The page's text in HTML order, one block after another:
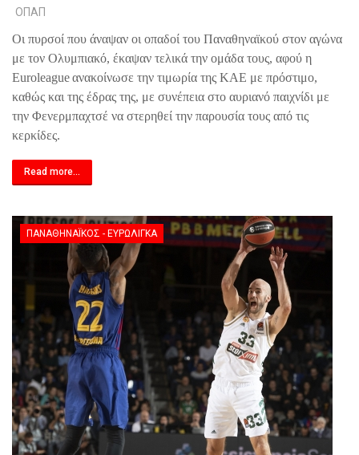
ΟΠΑΠ
Οι πυρσοί που άναψαν οι οπαδοί του Παναθηναϊκού στον αγώνα
με τον Ολυμπιακό, έκαψαν τελικά την ομάδα τους, αφού η
Euroleagueανακοίνωσε την τιμωρία της ΚΑΕ με πρόστιμο,
καθώς και της έδρας της, με συνέπεια στο αυριανό παιχνίδι με
την Φενερμπαχτσέ να στερηθεί την παρουσία τους από τις
κερκίδες.
Read more...
ΠΑΝΑΘΗΝΑΪΚΌΣ - ΕΥΡΩΛΊΓΚΑ